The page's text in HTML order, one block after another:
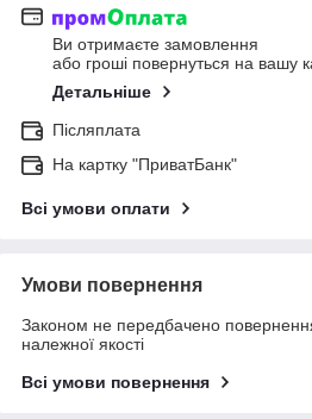
Ви отримаєте замовлення
або гроші повернуться на вашу
Детальніше
Післяплата
На картку "ПриватБанк"
Всі умови оплати
Умови повернення
Законом не передбачено
належної якості
Всі умови повернення